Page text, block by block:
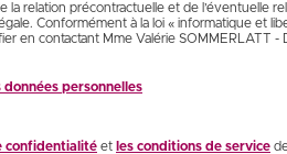
relation précontractuelle et de l’éventuelle
Conformément à la loi « informatique et
en contactant Mme Valérie SOMMERLATT
personnelles
confidentialité et les conditions de service